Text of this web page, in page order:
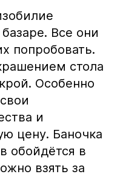
Все они
попробовать.
стола
Особенно
и
цену. Баночка
обойдётся в
взять за